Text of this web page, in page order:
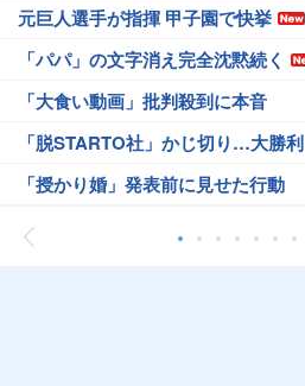
元巨人選手が指揮 甲子園で快挙
「パパ」の文字消え完全沈黙続く
「大食い動画」批判殺到に本音
「脱STARTO社」かじ切り…大勝利
「授かり婚」発表前に見せた行動